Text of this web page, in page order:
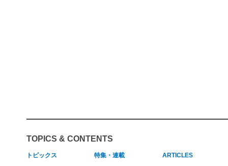
TOPICS & CONTENTS
トピックス 特集・連載 ARTICLES